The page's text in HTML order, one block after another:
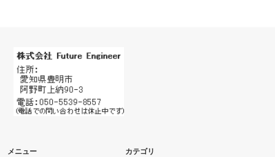
メニュー カテゴリ